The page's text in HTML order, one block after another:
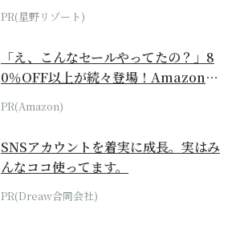
ホテル by...
PR(星野リゾート)
「え、こんなセールやってたの？」8
0％OFF以上が続々登場！Amazonの
本気が...
PR(Amazon)
SNSアカウントを着実に成長。実はみ
んなココ使ってます。
PR(Dreaw合同会社)